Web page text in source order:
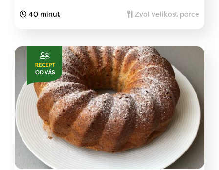
40 minut Zvol velikost porce